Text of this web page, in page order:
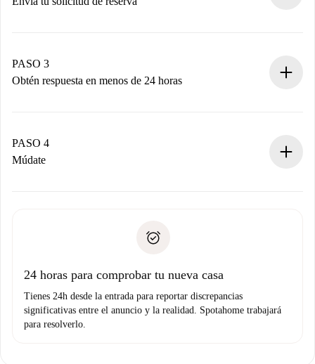
propietario acepte.
PASO 3
Obtén respuesta en menos de 24 horas
contacto con el propietario.
Si es rechazada: No te haremos ningún cargo y te
Prueba de solvencia
PASO 4
Múdate
no nos comunicas ningún problema.
24 horas para comprobar tu nueva casa
Tienes 24h desde la entrada para reportar discrepancias
significativas entre el anuncio y la realidad. Spotahome trabajará
para resolverlo.